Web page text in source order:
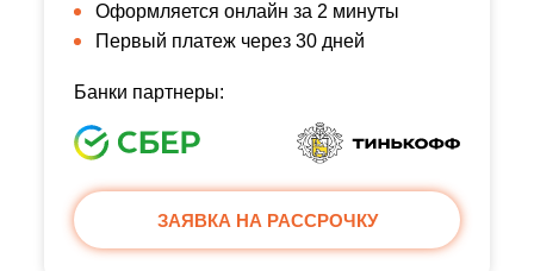
Оформляется онлайн за 2 минуты
Первый платеж через 30 дней
Банки партнеры:
ЗАЯВКА НА РАССРОЧКУ